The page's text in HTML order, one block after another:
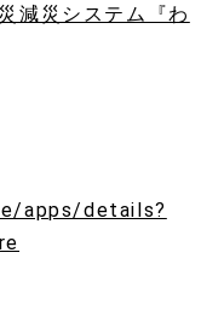
減災システム『わ
apps/details?